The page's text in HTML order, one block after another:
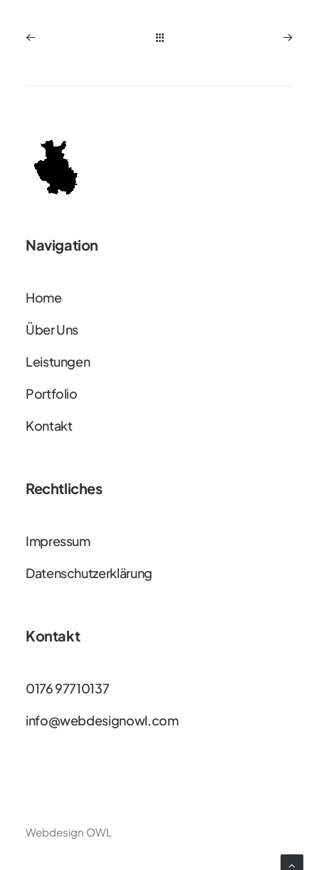
Navigation
Home
Über Uns
Leistungen
Portfolio
Kontakt
Rechtliches
Impressum
Datenschutzerklärung
Kontakt
0176 97710137
info@webdesignowl.com
Webdesign OWL